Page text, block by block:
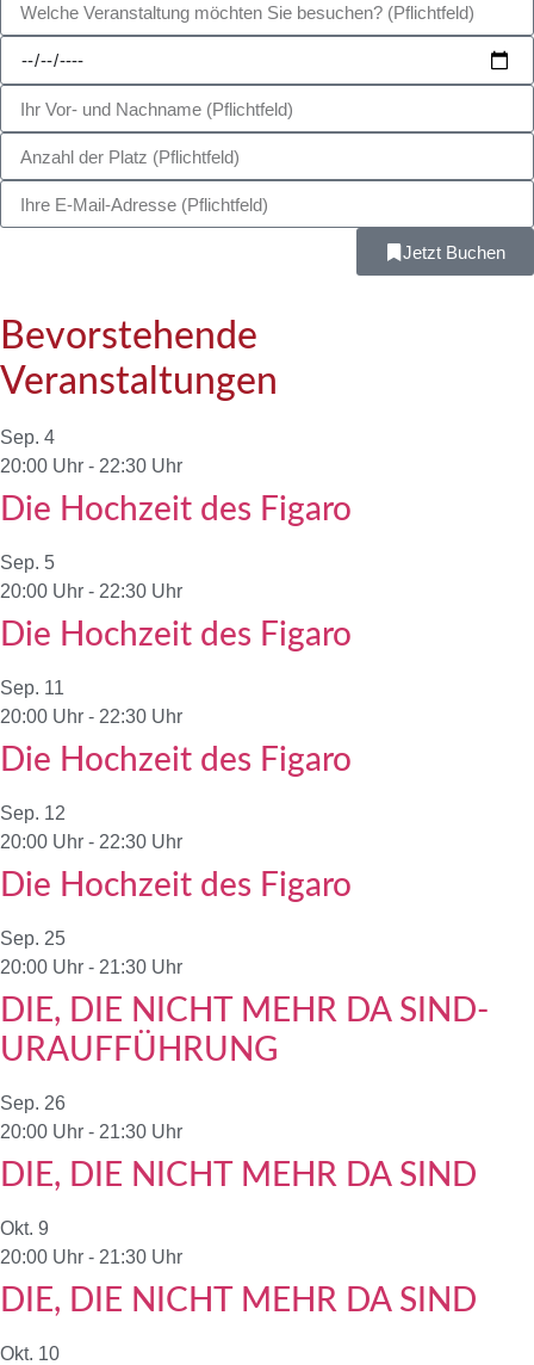
Jetzt Buchen
Bevorstehende
Veranstaltungen
Sep. 4
20:00 Uhr - 22:30 Uhr
Die Hochzeit des Figaro
Sep. 5
20:00 Uhr - 22:30 Uhr
Die Hochzeit des Figaro
Sep. 11
20:00 Uhr - 22:30 Uhr
Die Hochzeit des Figaro
Sep. 12
20:00 Uhr - 22:30 Uhr
Die Hochzeit des Figaro
Sep. 25
20:00 Uhr - 21:30 Uhr
DIE, DIE NICHT MEHR DA SIND-
URAUFFÜHRUNG
Sep. 26
20:00 Uhr - 21:30 Uhr
DIE, DIE NICHT MEHR DA SIND
Okt. 9
20:00 Uhr - 21:30 Uhr
DIE, DIE NICHT MEHR DA SIND
Okt. 10